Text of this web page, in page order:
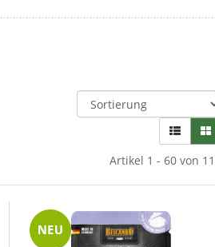
Artikel 1 - 60 von